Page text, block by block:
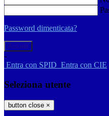
Password dimenticata?
-
Entra con SPID Entra con CIE
Seleziona utente
button close ×